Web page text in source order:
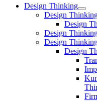
Design Thinking
Design
Design
Design
Design
Design